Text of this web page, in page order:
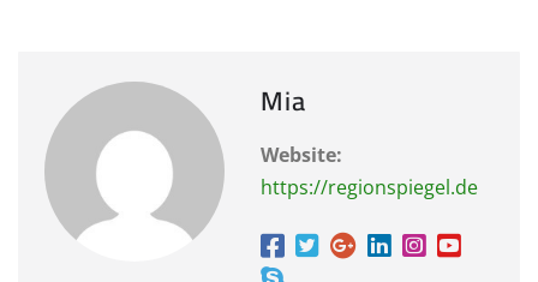
Mia
Website:
https://regionspiegel.de